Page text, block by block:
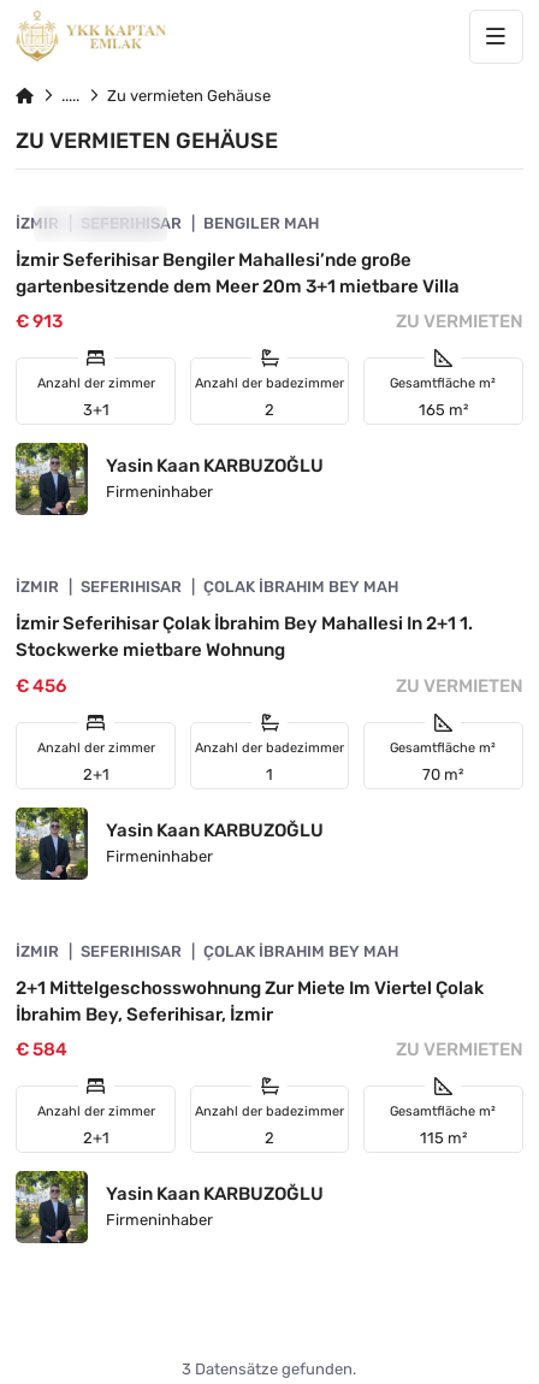
Zu vermieten Gehäuse
ZU VERMIETEN GEHÄUSE
VORGESTELLT
İZMIR SEFERIHISAR BENGILER MAH
İzmir Seferihisar Bengiler Mahallesi’nde große
gartenbesitzende dem Meer 20m 3+1 mietbare Villa
€ 913
ZU VERMIETEN
Anzahl der zimmer
3+1
Anzahl der badezimmer
2
Gesamtfläche m²
165 m²
Yasin Kaan KARBUZOĞLU
Firmeninhaber
VORGESTELLT
İZMIR SEFERIHISAR ÇOLAK İBRAHIM BEY MAH
İzmir Seferihisar Çolak İbrahim Bey Mahallesi In 2+1 1.
Stockwerke mietbare Wohnung
€ 456
ZU VERMIETEN
Anzahl der zimmer
2+1
Anzahl der badezimmer
1
Gesamtfläche m²
70 m²
Yasin Kaan KARBUZOĞLU
Firmeninhaber
VORGESTELLT
İZMIR SEFERIHISAR ÇOLAK İBRAHIM BEY MAH
2+1 Mittelgeschosswohnung Zur Miete Im Viertel Çolak
İbrahim Bey, Seferihisar, İzmir
€ 584
ZU VERMIETEN
Anzahl der zimmer
2+1
Anzahl der badezimmer
2
Gesamtfläche m²
115 m²
Yasin Kaan KARBUZOĞLU
Firmeninhaber
3 Datensätze gefunden.